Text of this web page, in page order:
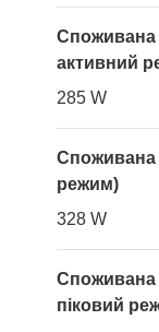
Споживана
активний
285 W
Споживана
режим)
328 W
Споживана
піковий